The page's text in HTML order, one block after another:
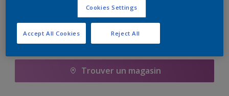
Ajouter à la liste d’achats
Trouver un magasin
Cookies Settings
Reject All
Accept All Cookies